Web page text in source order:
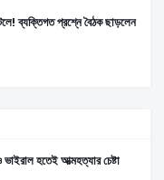
ব্যক্তিগত প্রশ্নে বৈঠক ছাড়লেন
হতেই আত্মহত্যার চেষ্টা